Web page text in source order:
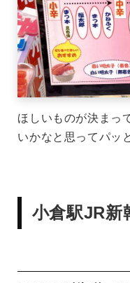
ほしいものが決まっ
いかなと思ってパッ
小倉駅JR新